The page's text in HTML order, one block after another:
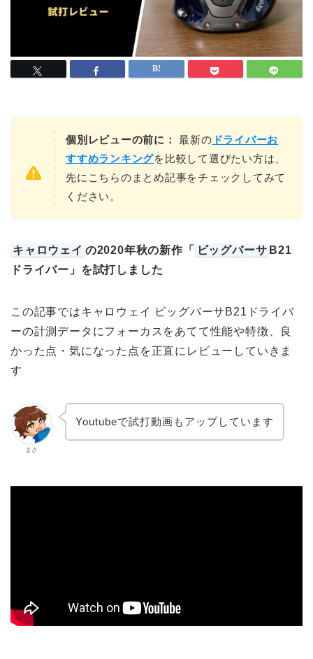
個別レビューの前に： 最新の ドライバーお
すすめランキングを比較して選びたい方は、
先にこちらのまとめ記事をチェックしてみて
ください。
キャロウェイ の2020年秋の新作「 ビッグバーサ B21
ドライバー」を試打しました
この記事ではキャロウェイ ビッグバーサB21ドライバ
ーの計測データにフォーカスをあてて性能や特徴、良
かった点・気になった点を正直にレビューしていきま
す
まさ
Youtubeで試打動画もアップしています